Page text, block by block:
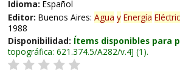
Idioma: Español
Editor: Buenos Aires: Agua y Energía
1988
Disponibilidad: Ítems disponibles para
topográfica: 621.374.5/A282/v.4 (1).